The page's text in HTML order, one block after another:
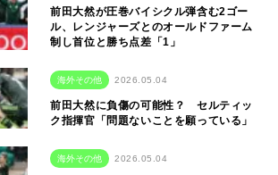
前田大然が圧巻バイシクル弾含む2ゴー
ル、レンジャーズとのオールドファーム
制し首位と勝ち点差「1」
海外その他 2026.05.04
前田大然に負傷の可能性？ セルティッ
ク指揮官「問題ないことを願っている」
海外その他 2026.05.04